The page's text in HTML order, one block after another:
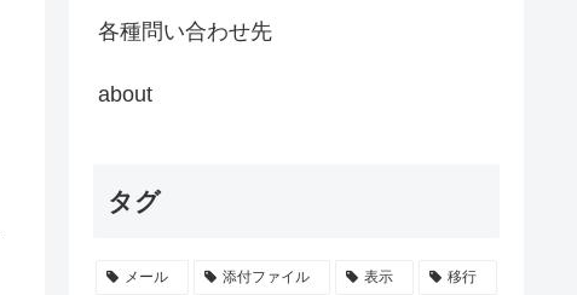
各種問い合わせ先
about
タグ
メール 添付ファイル 表示 移行